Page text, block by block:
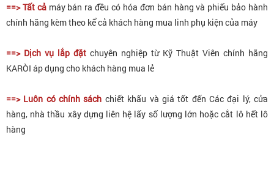
==> Tất cả máy bán ra đều có hóa đơn bán hàng và phiếu bảo hành
chính hãng kèm theo kể cả khách hàng mua linh phụ kiện của máy
==> Dịch vụ lắp đặt chuyên nghiệp từ Kỹ Thuật Viên chính hãng
KARÒI áp dụng cho khách hàng mua lẻ
==> Luôn có chính sách chiết khấu và giá tốt đến Các đại lý, cửa
hàng, nhà thầu xây dựng liên hệ lấy số lượng lớn hoặc cắt lô hết lô
hàng